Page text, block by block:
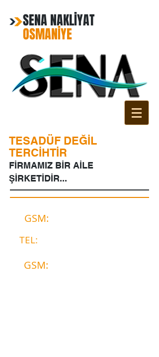
SENA NAKLİYAT
OSMANİYE
TESADÜF DEĞİL
TERCİHTİR
FİRMAMIZ BİR AİLE
ŞİRKETİDİR...
GSM:
TEL:
GSM: